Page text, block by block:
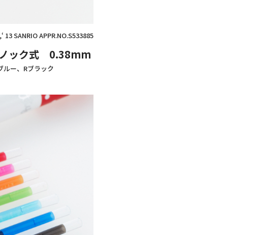
13 SANRIO APPR.NO.S533885
ノック式 0.38mm
ルー、Rブラック